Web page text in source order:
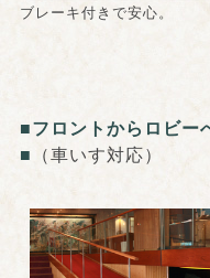
ブレーキ付きで安心。
■フロントからロビー
■
（車いす対応）